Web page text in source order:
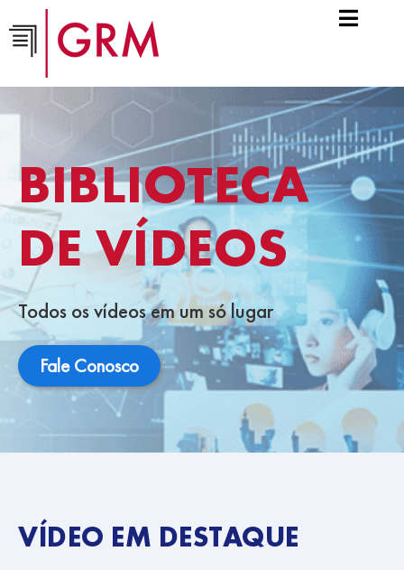
BIBLIOTECA
DE VÍDEOS
Todos os vídeos em um só lugar
Fale Conosco
VÍDEO EM DESTAQUE